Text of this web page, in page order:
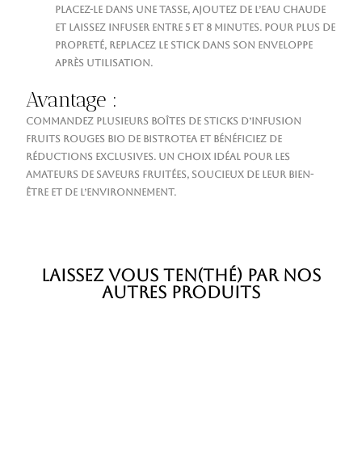
placez-le dans une tasse, ajoutez de l’eau chaude
et laissez infuser entre 5 et 8 minutes. Pour plus de
propreté, replacez le stick dans son enveloppe
après utilisation.
Avantage :
Commandez plusieurs boîtes de sticks d’infusion
Fruits Rouges Bio de Bistrotea et bénéficiez de
réductions exclusives. Un choix idéal pour les
amateurs de saveurs fruitées, soucieux de leur bien-
être et de l’environnement.
LAISSEZ VOUS TEN(THÉ) PAR NOS
AUTRES PRODUITS